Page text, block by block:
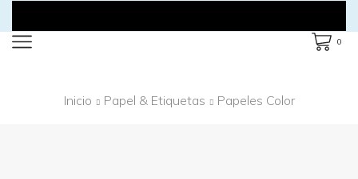
0
Inicio Papel & Etiquetas Papeles Color